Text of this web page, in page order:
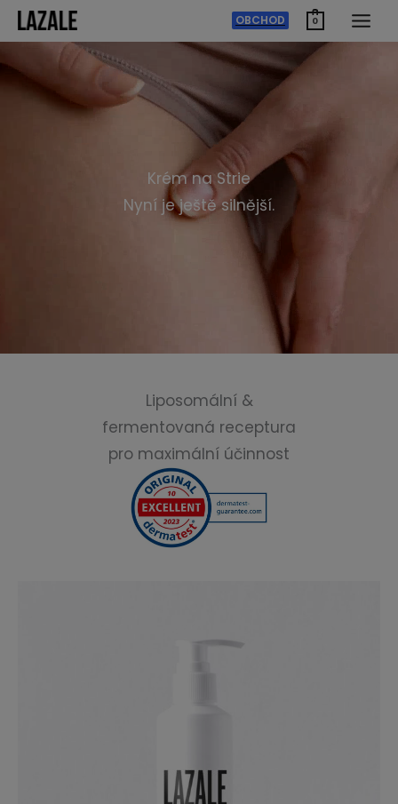
Přeskočit
na
obsah
OBCHOD 0
Krém na Strie
Nyní je ještě silnější.
Liposomální &
fermentovaná receptura
pro maximální účinnost